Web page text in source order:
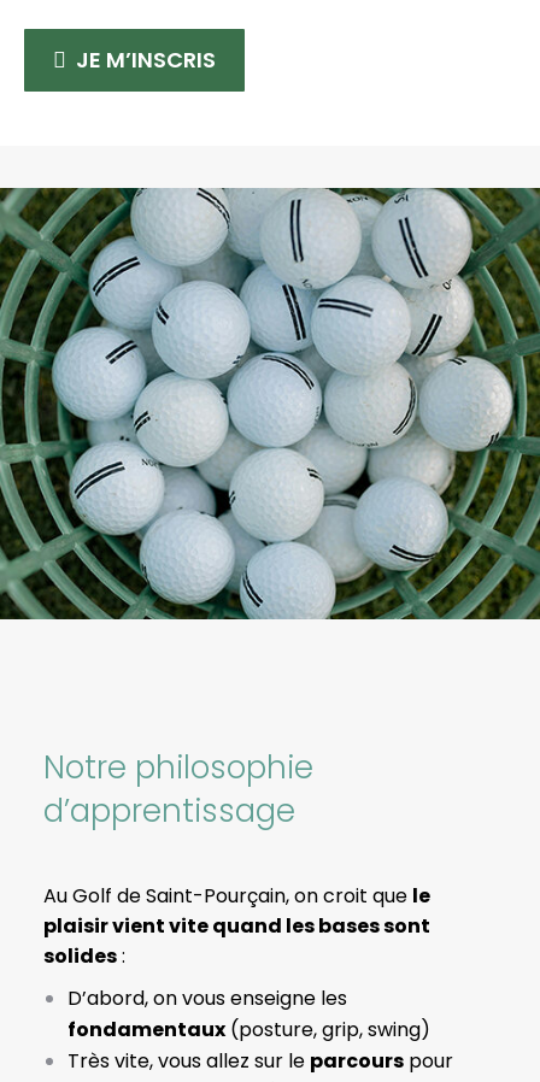
JE M’INSCRIS
Notre philosophie
d’apprentissage
Au Golf de Saint-Pourçain, on croit que le
plaisir vient vite quand les bases sont
solides:
D’abord, on vous enseigne les
fondamentaux(posture, grip, swing)
Très vite, vous allez sur le parcourspour